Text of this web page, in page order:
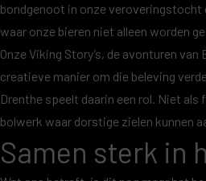
bondgenoot in onze veroveringstocht
waar onze bieren niet alleen worden
Onze Viking Story’s, de avonturen van
creatieve manier om die beleving
Drenthe speelt daarin een rol. Niet
bolwerk waar dorstige zielen kunnen
Samen sterk in